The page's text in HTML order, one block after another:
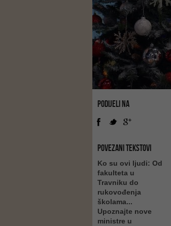
PODIJELI NA
POVEZANI TEKSTOVI
Ko su ovi ljudi: Od
fakulteta u
Travniku do
rukovođenja
školama...
Upoznajte nove
ministre u